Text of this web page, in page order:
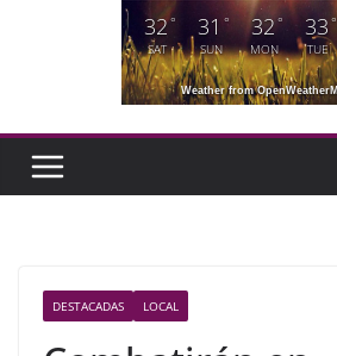
32°
SAT
31 °
SUN
32°
MON
33 °
TUE
Weather from
DESTACADAS LOCAL